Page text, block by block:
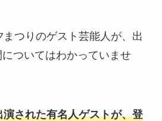
つりのゲスト芸能人が、出
ついてはわかっていませ
演された有名人ゲストが、登